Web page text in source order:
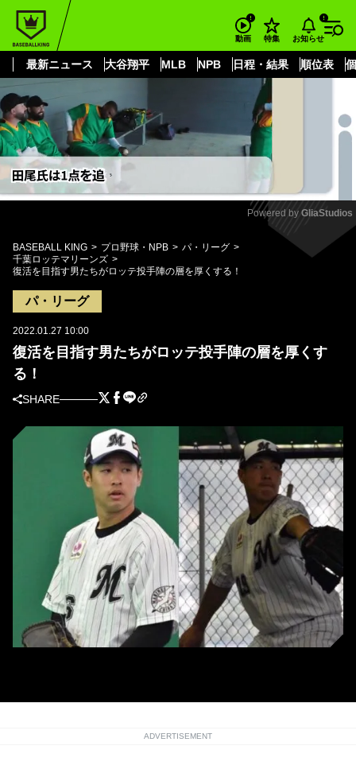
動画 特集 お知らせ
最新ニュース 大谷翔平 MLB NPB 日程・結果 順位表
もっと見る
Mute
Powered by GliaStudios
BASEBALL KING プロ野球・NPB
パ・リーグ
千葉ロッテマリーンズ
復活を目指す男たちがロッテ投手陣の層を厚くする！
パ・リーグ
2022.01.27 10:00
復活を目指す男たちがロッテ投手陣の層を厚くす
る！
SHARE
ADVERTISEMENT